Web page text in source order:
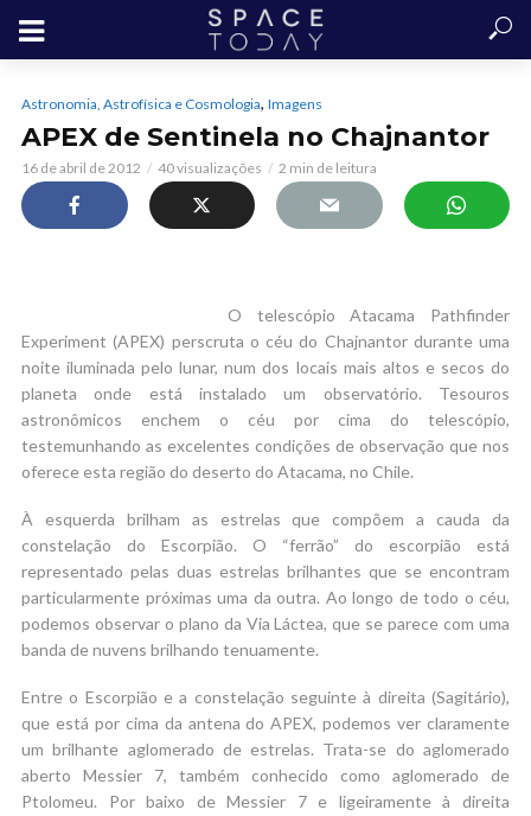
Astronomia, Astrofísica e Cosmologia, Imagens
APEX de Sentinela no Chajnantor
16 de abril de 2012 40 visualizações 2 min de leitura
O telescópio Atacama Pathfinder
Experiment (APEX) perscruta o céu do Chajnantor durante uma
noite iluminada pelo lunar, num dos locais mais altos e secos do
planeta onde está instalado um observatório. Tesouros
astronômicos enchem o céu por cima do telescópio,
testemunhando as excelentes condições de observação que nos
oferece esta região do deserto do Atacama, no Chile.
À esquerda brilham as estrelas que compõem a cauda da
constelação do Escorpião. O “ferrão” do escorpião está
representado pelas duas estrelas brilhantes que se encontram
particularmente próximas uma da outra. Ao longo de todo o céu,
podemos observar o plano da Via Láctea, que se parece com uma
banda de nuvens brilhando tenuamente.
Entre o Escorpião e a constelação seguinte à direita (Sagitário),
que está por cima da antena do APEX, podemos ver claramente
um brilhante aglomerado de estrelas. Trata-se do aglomerado
aberto Messier 7, também conhecido como aglomerado de
Ptolomeu. Por baixo de Messier 7 e ligeiramente à direita